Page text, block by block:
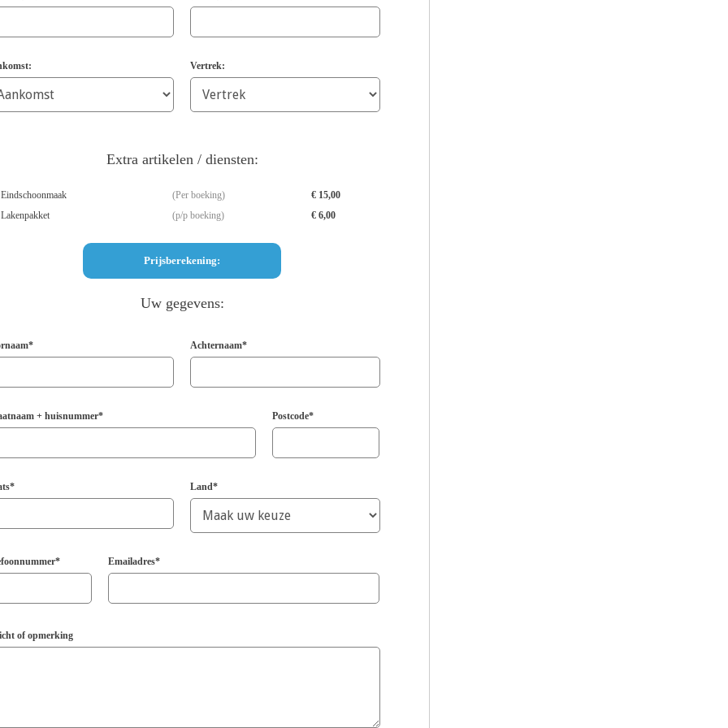
Vertrek:
Extra artikelen / diensten:
Eindschoonmaak Per boeking
€ 15,00
Lakenpakket
p/p boeking € 6,00
Uw gegevens:
Achternaam*
+ huisnummer* Postcode*
Land*
Emailadres*
of opmerking